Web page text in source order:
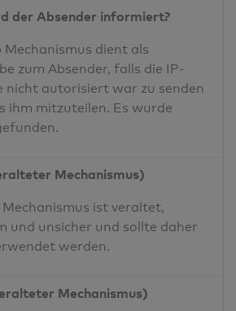
der Absender informiert?
Mechanismus dient als
zum Absender, falls die IP-
nicht autorisiert war zu senden
ihm mitzuteilen. Es wurde
Mechanismus)
ist veraltet,
und unsicher und sollte daher
werden.
Mechanismus)